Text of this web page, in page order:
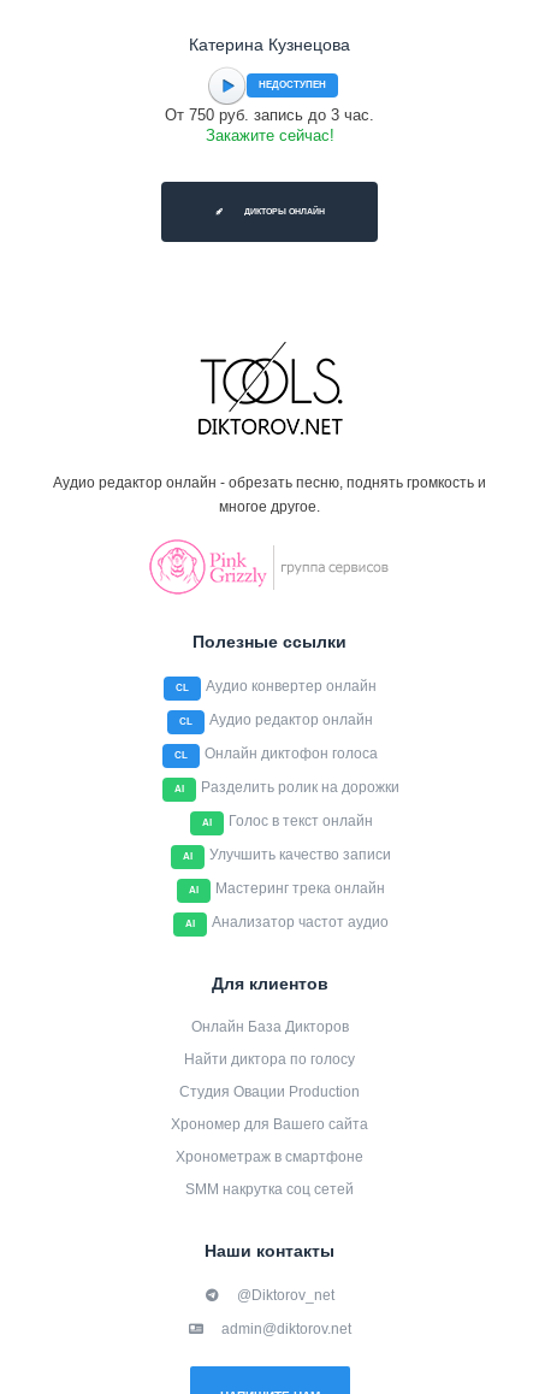
Катерина Кузнецова
НЕДОСТУПЕН
От 750 руб. запись до 3 час.
Закажите сейчас!
ДИКТОРЫ ОНЛАЙН
Аудио редактор онлайн - обрезать песню, поднять громкость и
многое другое.
Полезные ссылки
CL Аудио конвертер онлайн
CL Аудио редактор онлайн
CL Онлайн диктофон голоса
AI Разделить ролик на дорожки
AI Голос в текст онлайн
AI Улучшить качество записи
AI Мастеринг трека онлайн
AI Анализатор частот аудио
Для клиентов
Онлайн База Дикторов
Найти диктора по голосу
Студия Овации Production
Хрономер для Вашего сайта
Хронометраж в смартфоне
SMM накрутка соц сетей
Наши контакты
@Diktorov_net
admin@diktorov.net